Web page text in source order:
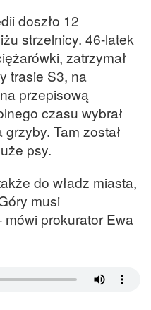
doszło 12
strzelnicy. 46-latek
zatrzymał
trasie S3, na
przepisową
czasu wybrał
Tam został
psy.
do władz miasta,
musi
prokurator Ewa